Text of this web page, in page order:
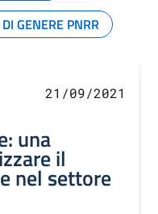
GENERE PNRR
21/09/2021
una
il
nel settore